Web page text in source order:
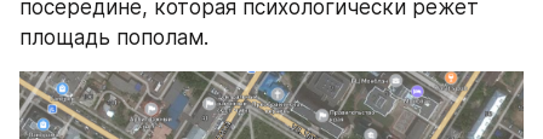
посередине, которая психологически режет
площадь пополам.